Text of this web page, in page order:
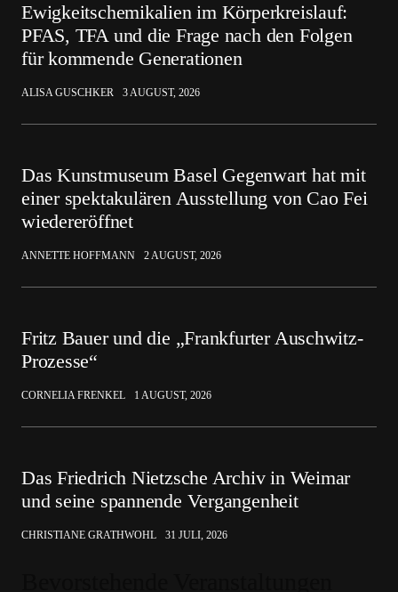
Ewigkeitschemikalien im Körperkreislauf:
PFAS, TFA und die Frage nach den Folgen
für kommende Generationen
ALISA GUSCHKER 3 AUGUST, 2026
Das Kunstmuseum Basel Gegenwart hat mit
einer spektakulären Ausstellung von Cao Fei
wiedereröffnet
ANNETTE HOFFMANN 2 AUGUST, 2026
Fritz Bauer und die „Frankfurter Auschwitz-
Prozesse“
CORNELIA FRENKEL 1 AUGUST, 2026
Das Friedrich Nietzsche Archiv in Weimar
und seine spannende Vergangenheit
CHRISTIANE GRATHWOHL 31 JULI, 2026